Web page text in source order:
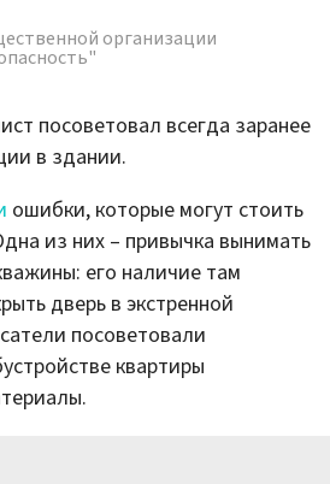
организации
посоветовал всегда заранее
в здании.
ошибки, которые могут стоить
из них – привычка вынимать
его наличие там
дверь в экстренной
посоветовали
квартиры